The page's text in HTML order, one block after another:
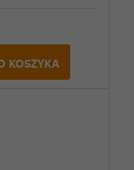
KOSZYKA